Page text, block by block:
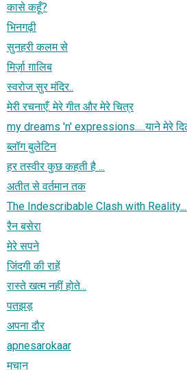
कासे कहूँ?
भिनगढ़ी
सुनहरी कलम से
मिर्ज़ा ग़ालिब
स्वरोज सुर मंदिर..
मेरी रचनाएँ: मेरे गीत और मेरे चित्र
my dreams 'n' expressions.....याने मेरे
ब्लॉग बुलेटिन
हर तस्वीर कुछ कहती है ...
अतीत से वर्तमान तक
The Indescribable Clash with
रैन बसेरा
मेरे सपने
जिंदगी की राहें
रास्‍ते खत्‍म नहीं होते...
पतझड़
अपना दौर
apnesarokaar
मचान